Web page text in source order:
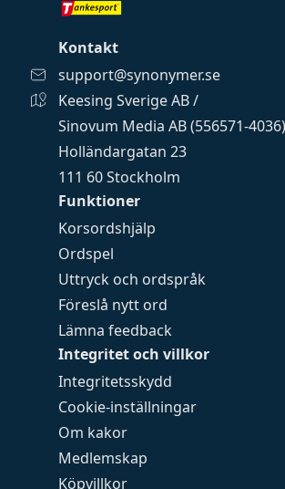
Funktioner
Korsordshjälp
Ordspel
Uttryck och ordspråk
Föreslå nytt ord
Lämna feedback
Integritet och villkor
Integritetsskydd
Cookie-inställningar
Om kakor
Medlemskap
Köpvillkor
Kontakt
support@synonymer.se
Keesing Sverige AB /
Sinovum Media AB (556571-4036)
Holländargatan 23
111 60 Stockholm